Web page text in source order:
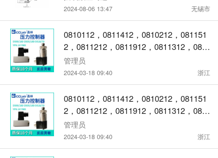
2024-08-06 13:47 无锡市
0810112，0811412，0810212，081151
2，0811212，0811912，0811312，081
0312，0811612，0810412，0811712，
0811112，0811812，压力开关 D511/7D
Z切换差不可调
管理员
2024-03-18 09:40 浙江
0810112，0811412，0810212，081151
2，0811212，0811912，0811312，081
0312，0811612，0810412，0811712，
0811112，0811812，压力开关 D511/7D
Z切换差不可调
管理员
2024-03-18 09:40 浙江